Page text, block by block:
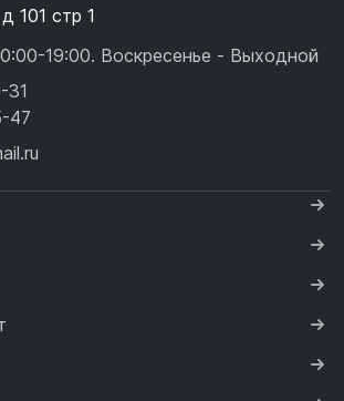
101 стр 1
19:00. Воскресенье - Выходной
31
47